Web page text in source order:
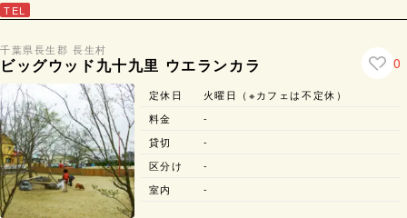
TEL
千葉県長生郡 長生村
ビッグウッド九十九里 ウエランカラ 0
定休日
火曜日（※カフェは不定休）
料金
-
貸切
-
区分け
-
室内
-